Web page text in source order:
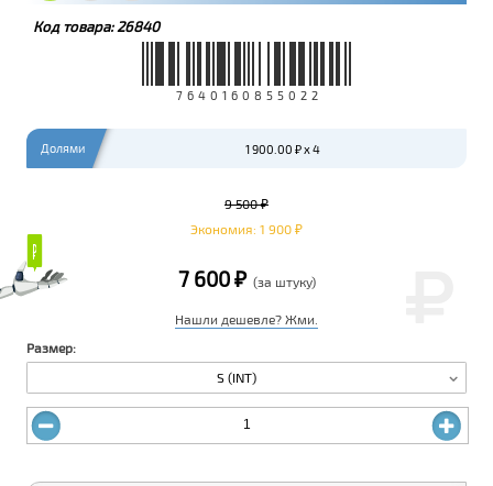
Код товара:26840
7640160855022
₽₽
Долями 1 900.00 ₽ x 4
9 500 ₽
Экономия: 1 900 ₽
7 600 ₽ (за штуку)
Нашли дешевле? Жми.
Размер:
S (INT)